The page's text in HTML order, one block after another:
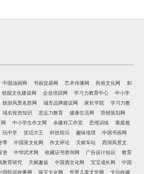
中国油画网 书画交易网 艺术传播网 民俗文化网
刺
校园文化建设网 企业培训网 学习力教育中心
中小学
旅游风景名胜网 城市品牌建设网 家长学院
学习力教
域名投资知识 意志力教育 健康生活网
营销策划网
中小学生作文网 余建祥工作室 思维训练
家庭教
玩中学 笑话大王 科技前沿 趣味地理
中国书画网
季 中国茶文化网 作文评论 天赋车站
西湖风景文
资 中华武术网 收藏证书查询网 广告设计知识
教育
教育研究 天赋邂逅 中国酒文化网 宝宝成长网
中国
国民间故事网 珠宝文化网 世界儿童文学网
文玩收藏